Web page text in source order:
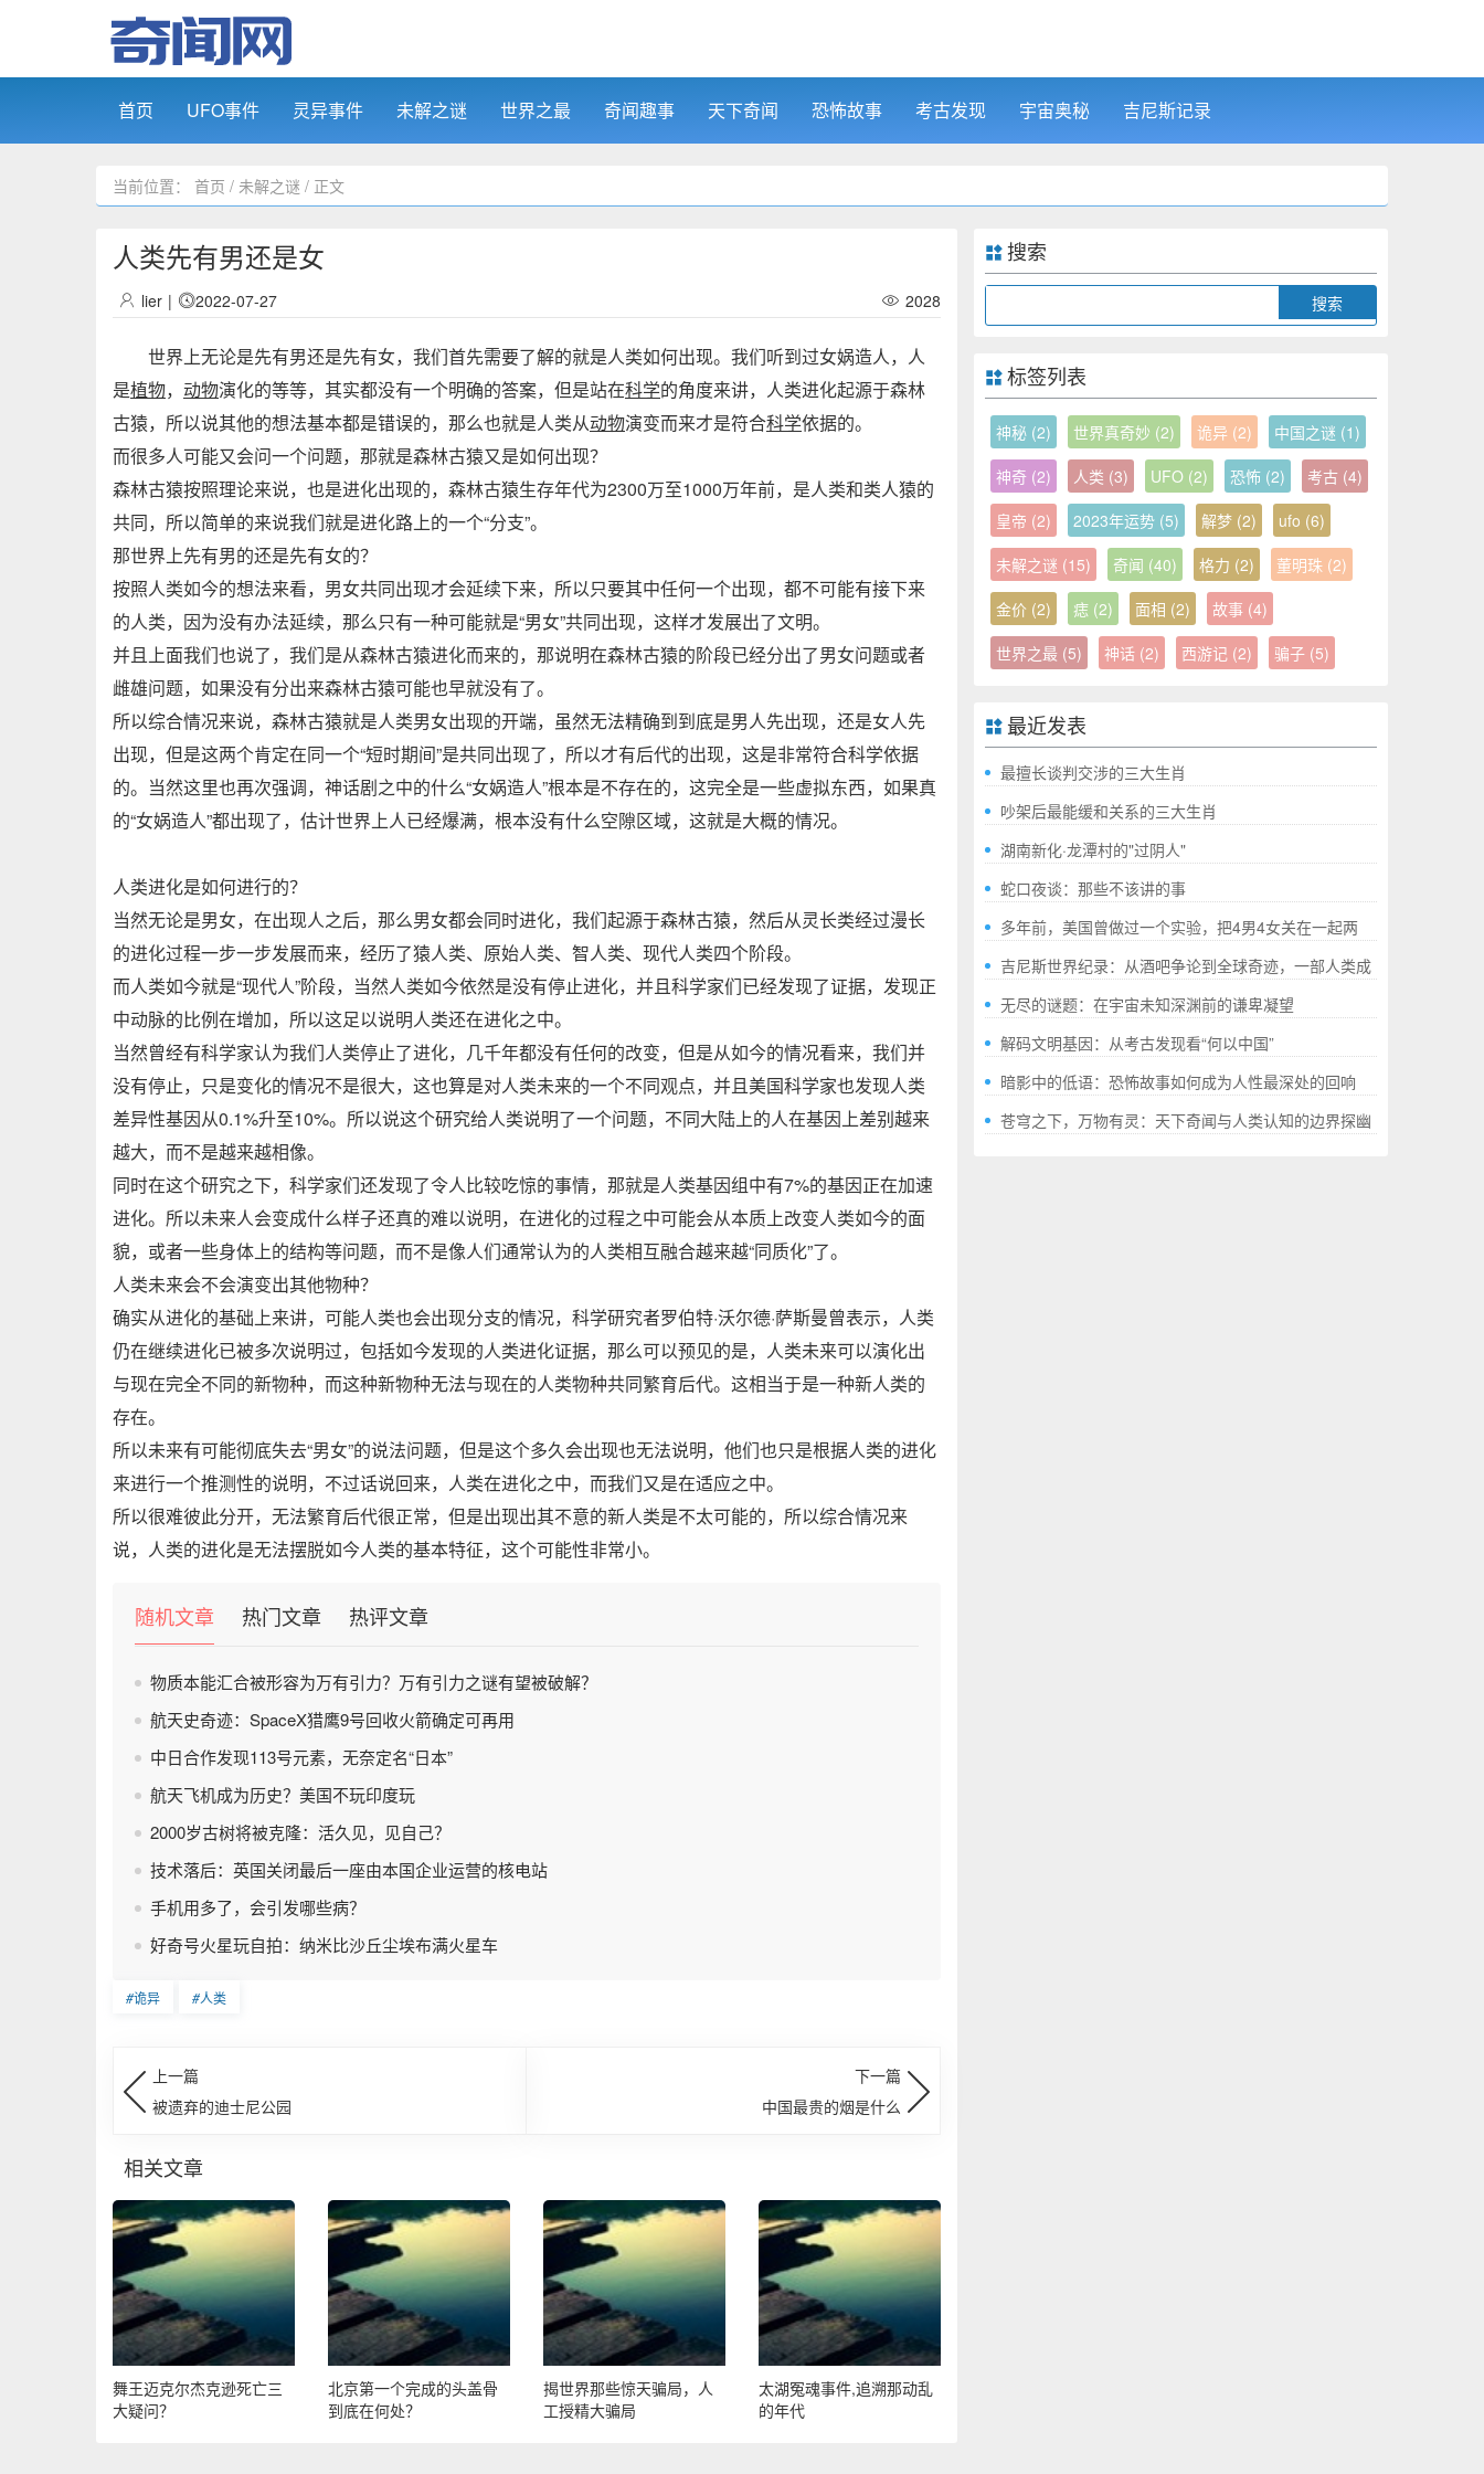
首页 UFO事件 灵异事件 未解之谜 世界之最 奇闻趣事 天下奇闻 恐怖故事 考古发现 宇宙奥秘 吉尼斯记录
当前位置： 首页 / 未解之谜 / 正文
人类先有男还是女
lier | 2022-07-27 2028
世界上无论是先有男还是先有女，我们首先需要了解的就是人类如何出现。我们听到过女娲造人，人
是植物， 动物演化的等等，其实都没有一个明确的答案，但是站在科学的角度来讲，人类进化起源于森林
古猿，所以说其他的想法基本都是错误的，那么也就是人类从动物演变而来才是符合科学依据的。
而很多人可能又会问一个问题，那就是森林古猿又是如何出现？
森林古猿按照理论来说，也是进化出现的，森林古猿生存年代为2300万至1000万年前，是人类和类人猿的
共同，所以简单的来说我们就是进化路上的一个“分支”。
那世界上先有男的还是先有女的？
按照人类如今的想法来看，男女共同出现才会延续下来，所以只要其中任何一个出现，都不可能有接下来
的人类，因为没有办法延续，那么只有一种可能就是“男女”共同出现，这样才发展出了文明。
并且上面我们也说了，我们是从森林古猿进化而来的，那说明在森林古猿的阶段已经分出了男女问题或者
雌雄问题，如果没有分出来森林古猿可能也早就没有了。
所以综合情况来说，森林古猿就是人类男女出现的开端，虽然无法精确到到底是男人先出现，还是女人先
出现，但是这两个肯定在同一个“短时期间”是共同出现了，所以才有后代的出现，这是非常符合科学依据
的。当然这里也再次强调，神话剧之中的什么“女娲造人”根本是不存在的，这完全是一些虚拟东西，如果真
的“女娲造人”都出现了，估计世界上人已经爆满，根本没有什么空隙区域，这就是大概的情况。
人类进化是如何进行的？
当然无论是男女，在出现人之后，那么男女都会同时进化，我们起源于森林古猿，然后从灵长类经过漫长
的进化过程一步一步发展而来，经历了猿人类、原始人类、智人类、现代人类四个阶段。
而人类如今就是“现代人”阶段，当然人类如今依然是没有停止进化，并且科学家们已经发现了证据，发现正
中动脉的比例在增加，所以这足以说明人类还在进化之中。
当然曾经有科学家认为我们人类停止了进化，几千年都没有任何的改变，但是从如今的情况看来，我们并
没有停止，只是变化的情况不是很大，这也算是对人类未来的一个不同观点，并且美国科学家也发现人类
差异性基因从0.1%升至10%。所以说这个研究给人类说明了一个问题，不同大陆上的人在基因上差别越来
越大，而不是越来越相像。
同时在这个研究之下，科学家们还发现了令人比较吃惊的事情，那就是人类基因组中有7%的基因正在加速
进化。所以未来人会变成什么样子还真的难以说明，在进化的过程之中可能会从本质上改变人类如今的面
貌，或者一些身体上的结构等问题，而不是像人们通常认为的人类相互融合越来越“同质化”了。
人类未来会不会演变出其他物种？
确实从进化的基础上来讲，可能人类也会出现分支的情况，科学研究者罗伯特·沃尔德·萨斯曼曾表示，人类
仍在继续进化已被多次说明过，包括如今发现的人类进化证据，那么可以预见的是，人类未来可以演化出
与现在完全不同的新物种，而这种新物种无法与现在的人类物种共同繁育后代。这相当于是一种新人类的
存在。
所以未来有可能彻底失去“男女”的说法问题，但是这个多久会出现也无法说明，他们也只是根据人类的进化
来进行一个推测性的说明，不过话说回来，人类在进化之中，而我们又是在适应之中。
所以很难彼此分开，无法繁育后代很正常，但是出现出其不意的新人类是不太可能的，所以综合情况来
说，人类的进化是无法摆脱如今人类的基本特征，这个可能性非常小。
随机文章 热门文章 热评文章
物质本能汇合被形容为万有引力？万有引力之谜有望被破解？
航天史奇迹：SpaceX猎鹰9号回收火箭确定可再用
中日合作发现113号元素，无奈定名“日本”
航天飞机成为历史？美国不玩印度玩
2000岁古树将被克隆：活久见，见自己？
技术落后：英国关闭最后一座由本国企业运营的核电站
手机用多了，会引发哪些病？
好奇号火星玩自拍：纳米比沙丘尘埃布满火星车
#诡异 #人类
上一篇
被遗弃的迪士尼公园
下一篇
中国最贵的烟是什么
相关文章
舞王迈克尔杰克逊死亡三
大疑问？
北京第一个完成的头盖骨
到底在何处？
揭世界那些惊天骗局，人
工授精大骗局
太湖冤魂事件,追溯那动乱
的年代
搜索
标签列表
神秘 (2) 世界真奇妙 (2) 诡异 (2) 中国之谜 (1)
神奇 (2) 人类 (3) UFO (2) 恐怖 (2) 考古 (4)
皇帝 (2) 2023年运势 (5) 解梦 (2) ufo (6)
未解之谜 (15) 奇闻 (40) 格力 (2) 董明珠 (2)
金价 (2) 痣 (2) 面相 (2) 故事 (4)
世界之最 (5) 神话 (2) 西游记 (2) 骗子 (5)
最近发表
最擅长谈判交涉的三大生肖
吵架后最能缓和关系的三大生肖
湖南新化·龙潭村的"过阴人"
蛇口夜谈：那些不该讲的事
多年前，美国曾做过一个实验，把4男4女关在一起两
年，结果如何?
吉尼斯世界纪录：从酒吧争论到全球奇迹，一部人类成
就的“极限”百科全书
无尽的谜题：在宇宙未知深渊前的谦卑凝望
解码文明基因：从考古发现看“何以中国”
暗影中的低语：恐怖故事如何成为人性最深处的回响
苍穹之下，万物有灵：天下奇闻与人类认知的边界探幽